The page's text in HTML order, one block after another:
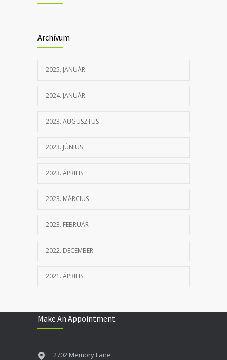
2023.06.20.
áremelkedés
Archívum
2025. JANUÁR
2024. JANUÁR
2023. AUGUSZTUS
2023. JÚNIUS
2023. ÁPRILIS
2023. MÁRCIUS
2023. FEBRUÁR
2022. DECEMBER
2021. ÁPRILIS
Make An Appointment
2702 Memory Lane